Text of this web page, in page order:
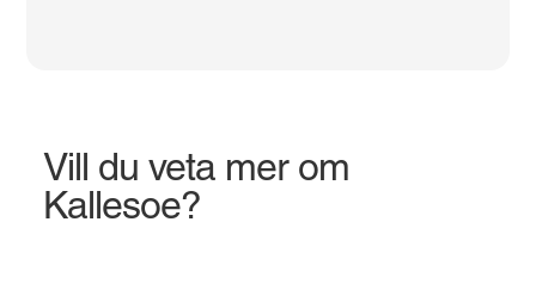
Vill du veta mer om
Kallesoe?